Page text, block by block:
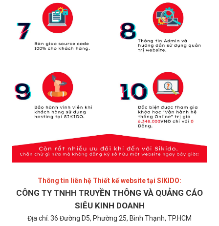
Thông tin liên hệ Thiết kế website tại SIKIDO:
CÔNG TY TNHH TRUYỀN THÔNG VÀ QUẢNG CÁO
SIÊU KINH DOANH
Địa chỉ: 36 Đường D5, Phường 25, Bình Thạnh, TP.HCM